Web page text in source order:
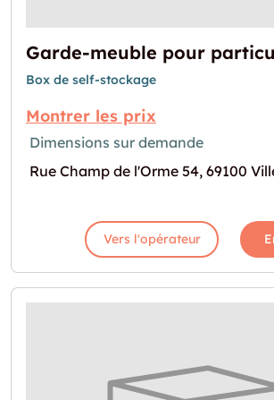
Box de self-stockage
Montrer les prix
Dimensions sur demande
Rue Champ de l'Orme 54, 69100
Vers l'opérateur